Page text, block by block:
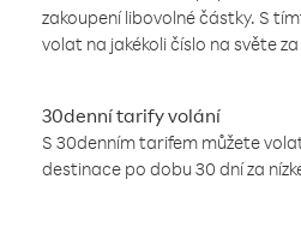
zakoupení libovolné částky. S
volat na jakékoli číslo na světe za
30denní tarify volání
S 30denním tarifem můžete
destinace po dobu 30 dní za